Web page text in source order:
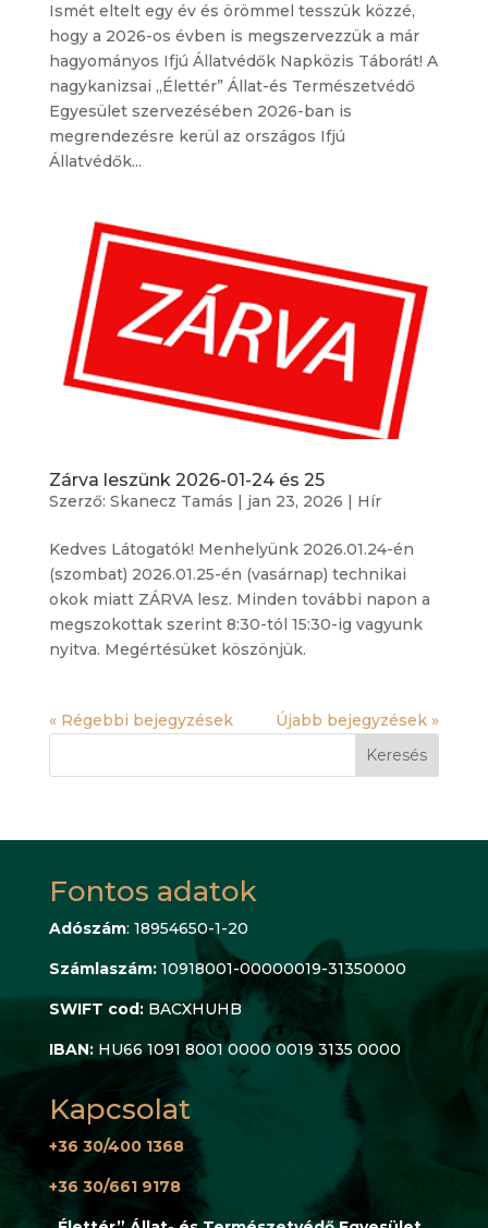
Ismét eltelt egy év és örömmel tesszük közzé,
hogy a 2026-os évben is megszervezzük a már
hagyományos Ifjú Állatvédők Napközis Táborát! A
nagykanizsai „Élettér” Állat-és Természetvédő
Egyesület szervezésében 2026-ban is
megrendezésre kerül az országos Ifjú
Állatvédők...
Zárva leszünk 2026-01-24 és 25
Szerző: Skanecz Tamás | jan 23, 2026 | Hír
Kedves Látogatók! Menhelyünk 2026.01.24-én
(szombat) 2026.01.25-én (vasárnap) technikai
okok miatt ZÁRVA lesz. Minden további napon a
megszokottak szerint 8:30-tól 15:30-ig vagyunk
nyitva. Megértésüket köszönjük.
« Régebbi bejegyzések
Újabb bejegyzések »
Keresés
Fontos adatok
Adószám: 18954650-1-20
Számlaszám: 10918001-00000019-31350000
SWIFT cod: BACXHUHB
IBAN: HU66 1091 8001 0000 0019 3135 0000
Kapcsolat
+36 30/400 1368
+36 30/661 9178